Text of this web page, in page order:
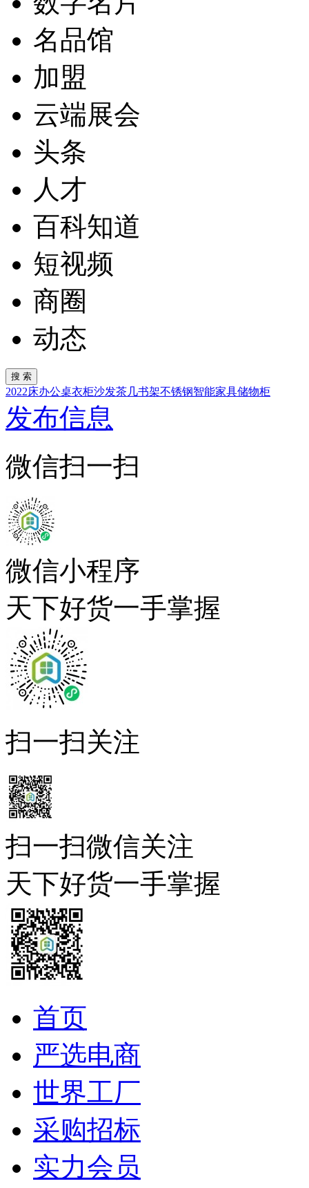
名品馆
加盟
云端展会
头条
人才
百科知道
短视频
商圈
动态
2022床办公桌衣柜沙发茶几书架不锈钢智能家具储物柜
发布信息
微信扫一扫
微信小程序
天下好货一手掌握
扫一扫关注
扫一扫微信关注
天下好货一手掌握
首页
严选电商
世界工厂
采购招标
实力会员